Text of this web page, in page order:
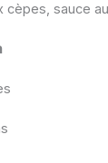
cèpes, sauce